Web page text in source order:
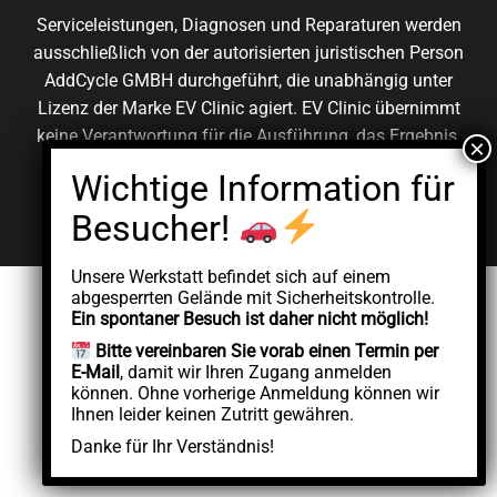
Serviceleistungen, Diagnosen und Reparaturen werden
ausschließlich von der autorisierten juristischen Person
AddCycle GMBH durchgeführt, die unabhängig unter
Lizenz der Marke EV Clinic agiert. EV Clinic übernimmt
keine Verantwortung für die Ausführung, das Ergebnis,
Schäden im Zusammenhang mit der erbrachten
Dienstleistung.
Unsere Werkstatt befindet sich auf einem
abgesperrten Gelände mit Sicherheitskontrolle.
Ein spontaner Besuch ist daher nicht möglich!
Bitte vereinbaren Sie vorab einen Termin per
E-Mail, damit wir Ihren Zugang anmelden
können. Ohne vorherige Anmeldung können wir
Ihnen leider keinen Zutritt gewähren.
Danke für Ihr Verständnis!